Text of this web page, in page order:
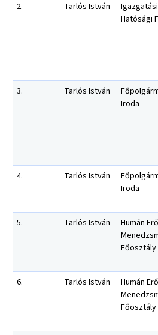
2.
Tarlós István
Hatósági
3.
Tarlós István
Iroda
4.
Tarlós István
Iroda
5.
Tarlós István
Humán
Főosztály
6.
Tarlós István
Humán
Főosztály